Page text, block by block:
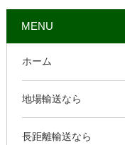
MENU
ホーム
地場輸送なら
長距離輸送なら